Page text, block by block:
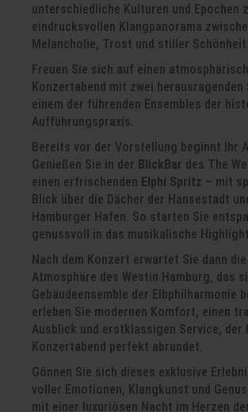
unterschiedliche Kulturen und Epochen
eindrucksvollen Klangpanorama
Melancholie, Trost und stiller Schönheit.
Freuen Sie sich auf einen
Konzertabend mit zwei herausragenden
einem der führenden Ensembles der
Aufführungspraxis.
Bereits vor der Vorstellung beginnt Ihr
Genießen Sie in der BlickBar des The
einen erfrischenden Elphi Spritz – mit
Blick über die Dächer der Hansestadt
Hamburger Hafen. So starten Sie
genussvoll in das musikalische
Nach dem Konzert erwartet Sie dann
Atmosphäre des Westin Hamburg, das
Gebäudeensemble der Elbphilharmonie
erleben Sie modernen Komfort, einen
Ausblick und erstklassigen Service, der
Konzertabend perfekt abrundet.
Gönnen Sie sich dieses exklusive
voller Emotionen, Klangkunst und
mit einer luxuriösen Nacht im Herzen